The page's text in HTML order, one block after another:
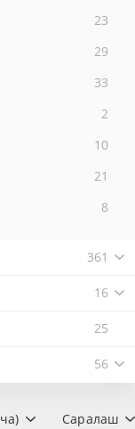
23
29
33
2
10
21
8
361
16
25
56
Саралаш